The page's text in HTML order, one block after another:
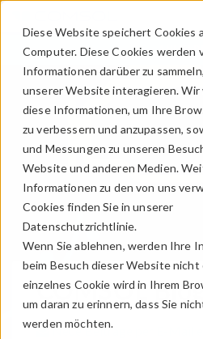
Diese Website speichert Cookies
Computer. Diese Cookies werden
Informationen darüber zu
unserer Website interagieren. Wir
diese Informationen, um Ihre
zu verbessern und anzupassen,
und Messungen zu unseren
Website und anderen Medien.
Informationen zu den von uns
Cookies finden Sie in unserer
Datenschutzrichtlinie.
Wenn Sie ablehnen, werden Ihre
beim Besuch dieser Website nicht
einzelnes Cookie wird in Ihrem
um daran zu erinnern, dass Sie
werden möchten.
COMSOL
Neue Beiträge per E-Mail